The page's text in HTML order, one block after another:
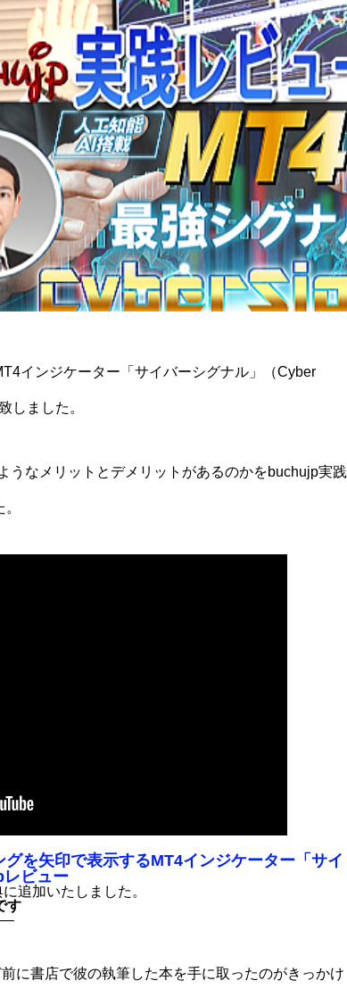
インジケーター「サイバーシグナル」（Cyber
しました。
うなメリットとデメリットがあるのかをbuchujp実践
を矢印で表示するMT4インジケーター「サイ
ビュー
追加いたしました。
す
に書店で彼の執筆した本を手に取ったのがきっかけ